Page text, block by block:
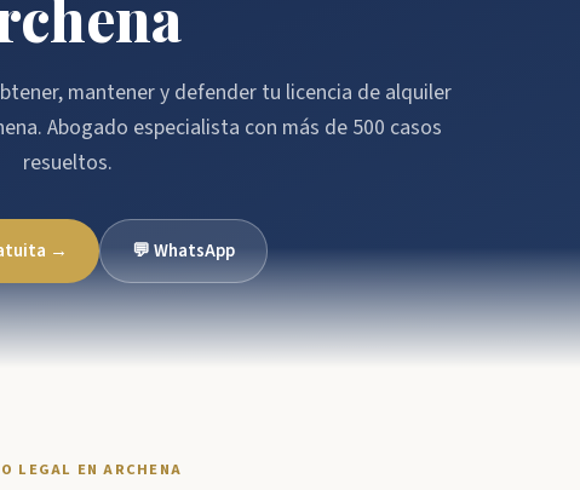
mantener y defender tu licencia de alquiler
Abogado especialista con más de 500 casos
resueltos.
→ 💬 WhatsApp
LEGAL EN ARCHENA